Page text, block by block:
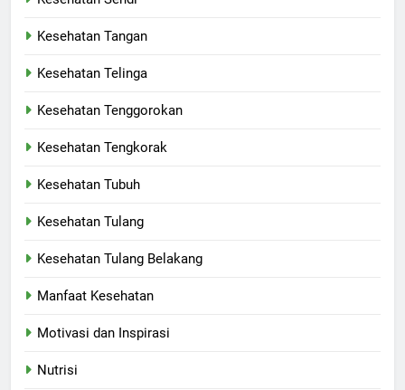
Kesehatan Tangan
Kesehatan Telinga
Kesehatan Tenggorokan
Kesehatan Tengkorak
Kesehatan Tubuh
Kesehatan Tulang
Kesehatan Tulang Belakang
Manfaat Kesehatan
Motivasi dan Inspirasi
Nutrisi